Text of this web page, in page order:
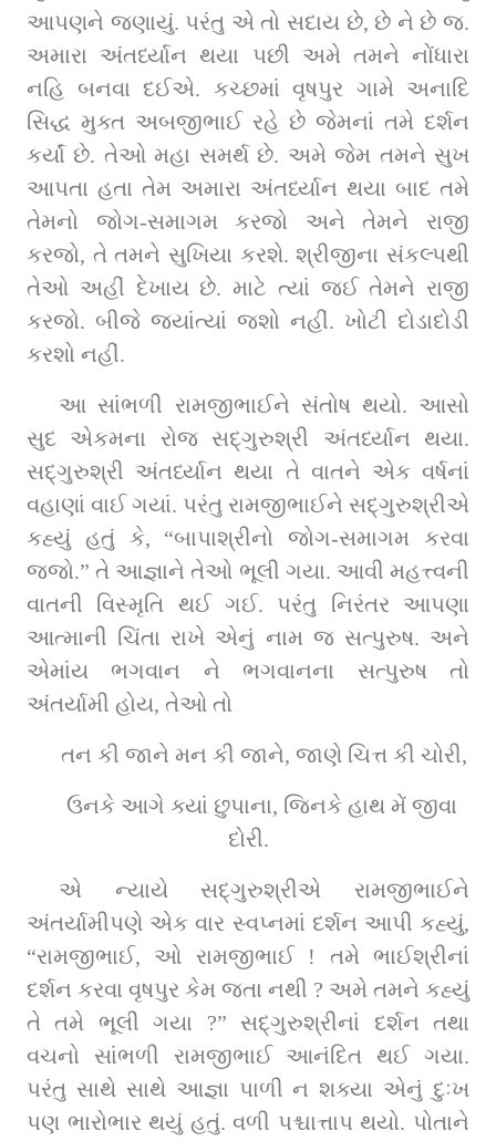
આપણને જણાયું. પરંતુ એ તો સદાય છે, છે ને છે જ.
અમારા અંતર્ધ્યાન થયા પછી અમે તમને નોંધારા
નહિ બનવા દઈએ. કચ્છમાં વૃષપુર ગામે અનાદિ
સિદ્ધ મુક્ત અબજીભાઈ રહે છે જેમનાં તમે દર્શન
કર્યાં છે. તેઓ મહા સમર્થ છે. અમે જેમ તમને સુખ
આપતા હતા તેમ અમારા અંતર્ધ્યાન થયા બાદ તમે
તેમનો જોગ-સમાગમ કરજો અને તેમને રાજી
કરજો, તે તમને સુખિયા કરશે. શ્રીજીના સંકલ્પથી
તેઓ અહીં દેખાય છે. માટે ત્યાં જઈ તેમને રાજી
કરજો. બીજે જ્યાંત્યાં જશો નહીં. ખોટી દોડાદોડી
કરશો નહીં.
આ સાંભળી રામજીભાઈને સંતોષ થયો. આસો
સુદ એકમના રોજ સદ્‌ગુરુશ્રી અંતર્ધ્યાન થયા.
સદ્‌ગુરુશ્રી અંતર્ધ્યાન થયા તે વાતને એક વર્ષનાં
વહાણાં વાઈ ગયાં. પરંતુ રામજીભાઈને સદ્‌ગુરુશ્રીએ
કહ્યું હતું કે, “બાપાશ્રીનો જોગ-સમાગમ કરવા
જજો.” તે આજ્ઞાને તેઓ ભૂલી ગયા. આવી મહત્ત્વની
વાતની વિસ્મૃતિ થઈ ગઈ. પરંતુ નિરંતર આપણા
આત્માની ચિંતા રાખે એનું નામ જ સત્પુરુષ. અને
એમાંય ભગવાન ને ભગવાનના સત્પુરુષ તો
અંતર્યામી હોય, તેઓ તો
તન કી જાને મન કી જાને, જાણે ચિત્ત કી ચોરી,
ઉનકે આગે ક્યાં છુપાના, જિનકે હાથ મેં જીવા
દોરી.
એ ન્યાયે સદ્‌ગુરુશ્રીએ રામજીભાઈને
અંતર્યામીપણે એક વાર સ્વપ્નમાં દર્શન આપી કહ્યું,
“રામજીભાઈ, ઓ રામજીભાઈ !
તમે ભાઈશ્રીનાં
દર્શન કરવા વૃષપુર કેમ જતા નથી ? અમે તમને કહ્યું
તે તમે ભૂલી ગયા ?” સદ્‌ગુરુશ્રીનાં દર્શન તથા
વચનો સાંભળી રામજીભાઈ આનંદિત થઈ ગયા.
પરંતુ સાથે સાથે આજ્ઞા પાળી ન શક્યા એનું દુઃખ
પણ ભારોભાર થયું હતું. વળી પશ્ચાત્તાપ થયો. પોતાને